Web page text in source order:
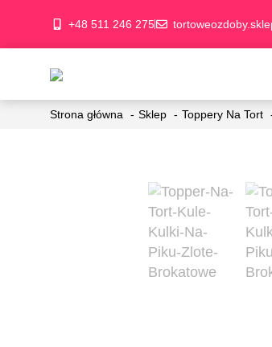
+48 511 246 275
Strona główna Sklep Toppery Na Tort